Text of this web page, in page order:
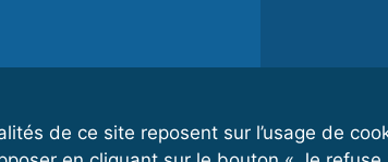
de ce site reposent sur l’usage de